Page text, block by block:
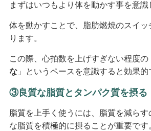
まずはいつもより体を動かす事を意識
体を動かすことで、脂肪燃焼のスイッ
ります。
この際、心拍数を上げすぎない程度の
な」というペースを意識すると効果的
③良質な脂質とタンパク質を摂る
脂質を上手く使うには、脂質を減ら
な脂質を積極的に摂ることが重要です